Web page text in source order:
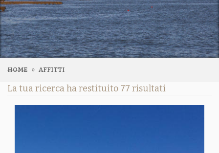
HOME AFFITTI
La tua ricerca ha restituito 77 risultati